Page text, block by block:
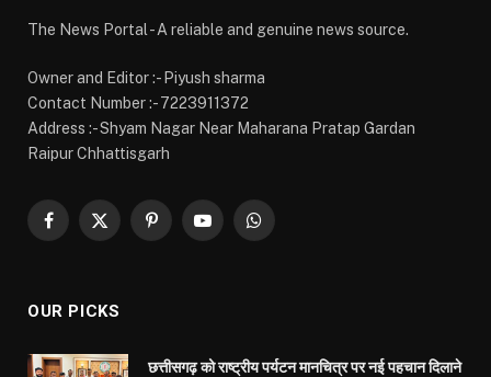
The News Portal - A reliable and genuine news source.
Owner and Editor :- Piyush sharma
Contact Number :- 7223911372
Address :- Shyam Nagar Near Maharana Pratap Gardan
Raipur Chhattisgarh
Facebook
X
PinterestYouTubeWhatsApp
OUR PICKS
छत्तीसगढ़ को राष्ट्रीय पर्यटन मानचित्र पर नई पहचान दिलाने